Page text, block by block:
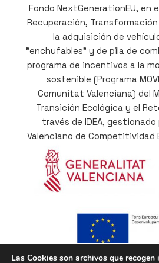
Las Cookies son archivos que
Fondo NextGenerationEU, en
Recuperación,
la adquisición de
"enchufables" y de pila de
programa de incentivos a la
sostenible (Programa
Comunitat Valenciana) del
Transición Ecológica y el
través de IDEA,
Valenciano de Competitividad